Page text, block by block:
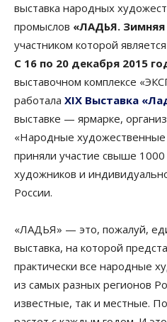
выставка народных
промыслов «ЛАДЬЯ. Зимняя
участником которой является
С 16 по 20 декабря 2015
выставочном комплексе
работала XIX Выставка
выставке — ярмарке,
«Народные
приняли участие свыше
художников и
России.
«ЛАДЬЯ» — это, пожалуй,
выставка, на которой
практически все народные
из самых разных регионов
известные, так и местные.